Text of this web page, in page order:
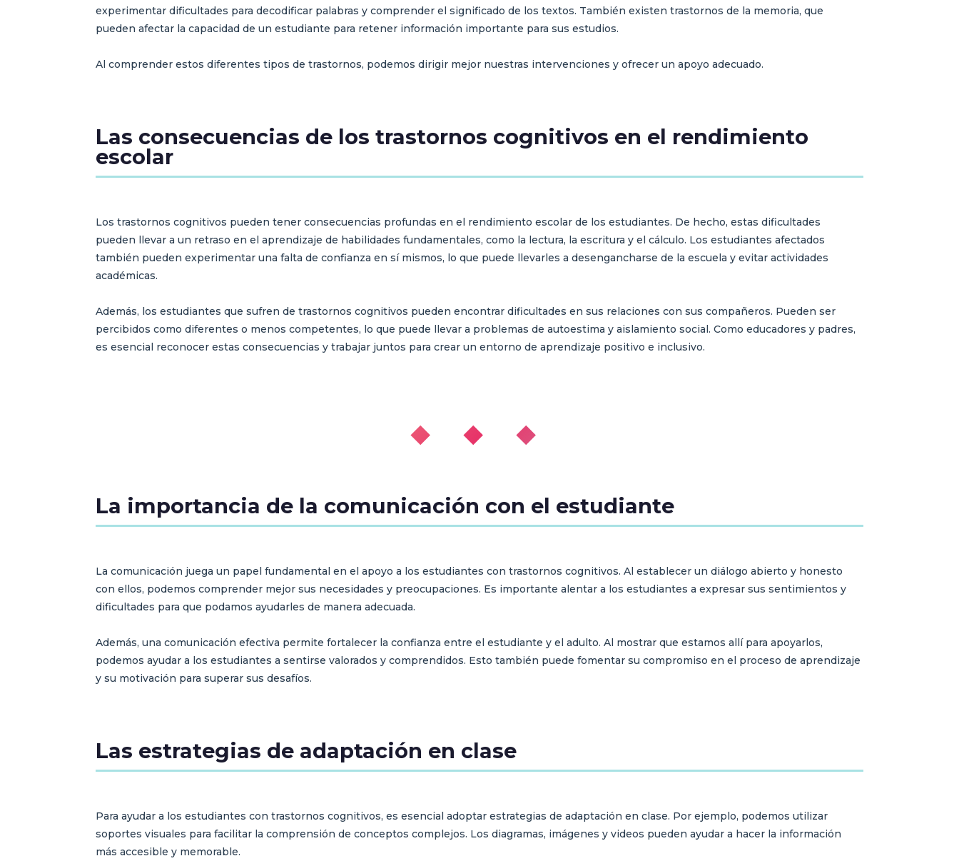
experimentar dificultades para decodificar palabras y comprender el significado de los textos. También existen trastornos de la memoria, que
pueden afectar la capacidad de un estudiante para retener información importante para sus estudios.
Al comprender estos diferentes tipos de trastornos, podemos dirigir mejor nuestras intervenciones y ofrecer un apoyo adecuado.
Las consecuencias de los trastornos cognitivos en el rendimiento
escolar
Los trastornos cognitivos pueden tener consecuencias profundas en el rendimiento escolar de los estudiantes. De hecho, estas dificultades
pueden llevar a un retraso en el aprendizaje de habilidades fundamentales, como la lectura, la escritura y el cálculo. Los estudiantes afectados
también pueden experimentar una falta de confianza en sí mismos, lo que puede llevarles a desengancharse de la escuela y evitar actividades
académicas.
Además, los estudiantes que sufren de trastornos cognitivos pueden encontrar dificultades en sus relaciones con sus compañeros. Pueden ser
percibidos como diferentes o menos competentes, lo que puede llevar a problemas de autoestima y aislamiento social. Como educadores y padres,
es esencial reconocer estas consecuencias y trabajar juntos para crear un entorno de aprendizaje positivo e inclusivo.
◆ ◆ ◆
La importancia de la comunicación con el estudiante
La comunicación juega un papel fundamental en el apoyo a los estudiantes con trastornos cognitivos. Al establecer un diálogo abierto y honesto
con ellos, podemos comprender mejor sus necesidades y preocupaciones. Es importante alentar a los estudiantes a expresar sus sentimientos y
dificultades para que podamos ayudarles de manera adecuada.
Además, una comunicación efectiva permite fortalecer la confianza entre el estudiante y el adulto. Al mostrar que estamos allí para apoyarlos,
podemos ayudar a los estudiantes a sentirse valorados y comprendidos. Esto también puede fomentar su compromiso en el proceso de aprendizaje
y su motivación para superar sus desafíos.
Las estrategias de adaptación en clase
Para ayudar a los estudiantes con trastornos cognitivos, es esencial adoptar estrategias de adaptación en clase. Por ejemplo, podemos utilizar
soportes visuales para facilitar la comprensión de conceptos complejos. Los diagramas, imágenes y videos pueden ayudar a hacer la información
más accesible y memorable.